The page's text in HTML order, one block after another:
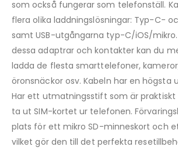
som också fungerar som telefonställ.
flera olika laddningslösningar: Typ-C-
samt USB-utgångarna typ-C/iOS/
dessa adaptrar och kontakter kan du
ladda de flesta smarttelefoner,
öronsnäckor osv. Kabeln har en högsta
Har ett utmatningsstift som är praktiskt
ta ut SIM-kortet ur telefonen.
plats för ett mikro SD-minneskort och
vilket gör den till det perfekta